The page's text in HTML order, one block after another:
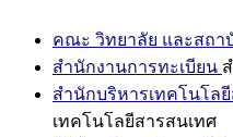
คณะ วิทยาลัย และสถา
สำนักงานการทะเบียน
สำนักบริหารเทคโนโล
เทคโนโลยีสารสนเทศ